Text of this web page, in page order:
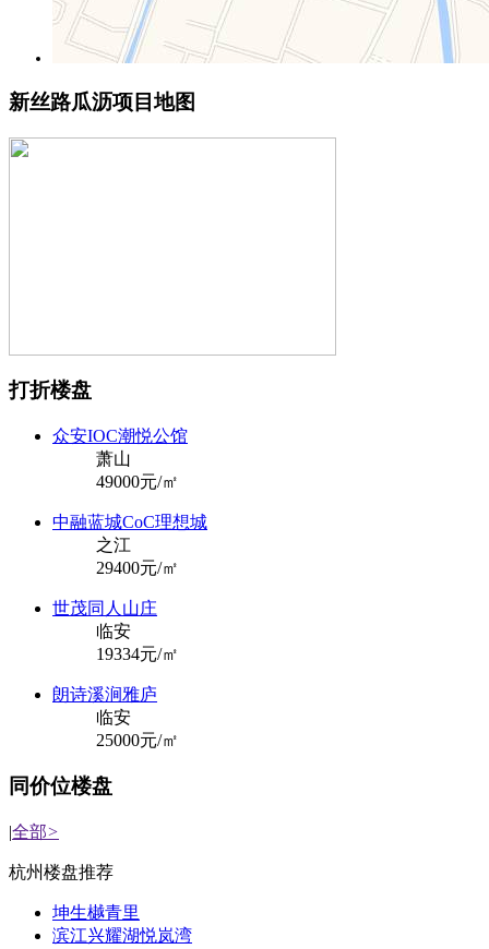
新丝路瓜沥项目地图
打折楼盘
众安IOC潮悦公馆
萧山
49000元/㎡
中融蓝城CoC理想城
之江
29400元/㎡
世茂同人山庄
临安
19334元/㎡
朗诗溪涧雅庐
临安
25000元/㎡
同价位楼盘
|全部>
杭州楼盘推荐
坤生樾青里
滨江兴耀湖悦岚湾